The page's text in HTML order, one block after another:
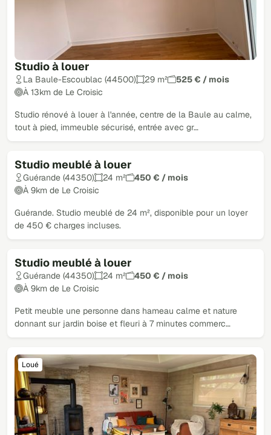
Studio à louer
La Baule-Escoublac (44500) 29 m²
525 € / mois
À 13km de Le Croisic
Studio rénové à louer à l'année, centre de la Baule au calme,
tout à pied, immeuble sécurisé, entrée avec gr…
Studio meublé à louer
Loué
Guérande (44350) 24 m²
450 € / mois
À 9km de Le Croisic
Guérande. Studio meublé de 24 m², disponible pour un loyer
de 450 € charges incluses.
Studio meublé à louer
Loué
Guérande (44350) 24 m²
450 € / mois
À 9km de Le Croisic
Petit meuble une personne dans hameau calme et nature
donnant sur jardin boise et fleuri à 7 minutes commerc…
Loué